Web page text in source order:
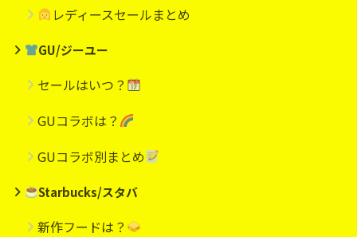
レディースセールまとめ
GU/ジーユー
セールはいつ？
GUコラボは？
GUコラボ別まとめ
Starbucks/スタバ
新作フードは？